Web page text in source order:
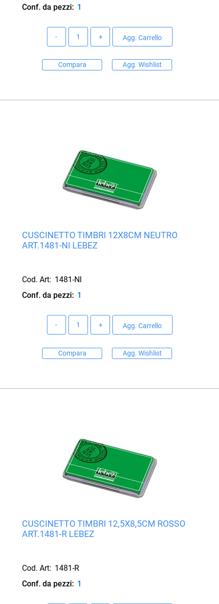
Conf. da pezzi: 1
Agg. Carrello
Compara Agg. Wishlist
CUSCINETTO TIMBRI 12X8CM NEUTRO
ART.1481-NI LEBEZ
Cod. Art: 1481-NI
Conf. da pezzi: 1
Agg. Carrello
Compara Agg. Wishlist
CUSCINETTO TIMBRI 12,5X8,5CM ROSSO
ART.1481-R LEBEZ
Cod. Art: 1481-R
Conf. da pezzi: 1